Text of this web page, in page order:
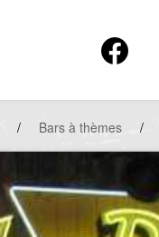
/ Bars à thèmes /